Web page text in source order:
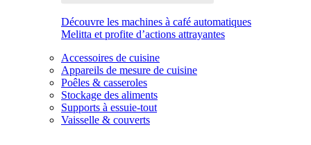
Découvre les machines à café automatiques
Melitta et profite d’actions attrayantes
Accessoires de cuisine
Appareils de mesure de cuisine
Poêles & casseroles
Stockage des aliments
Supports à essuie-tout
Vaisselle & couverts